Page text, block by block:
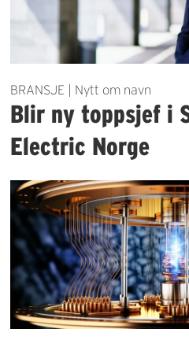
BRANSJE | Nytt om navn
Blir ny toppsjef i
Electric Norge